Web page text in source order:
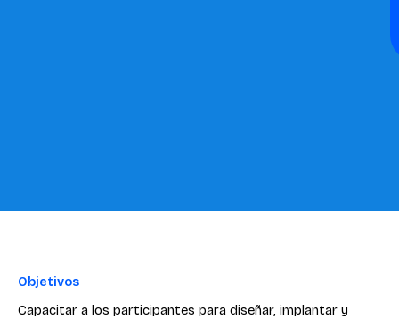
Objetivos
Capacitar a los participantes para diseñar, implantar y